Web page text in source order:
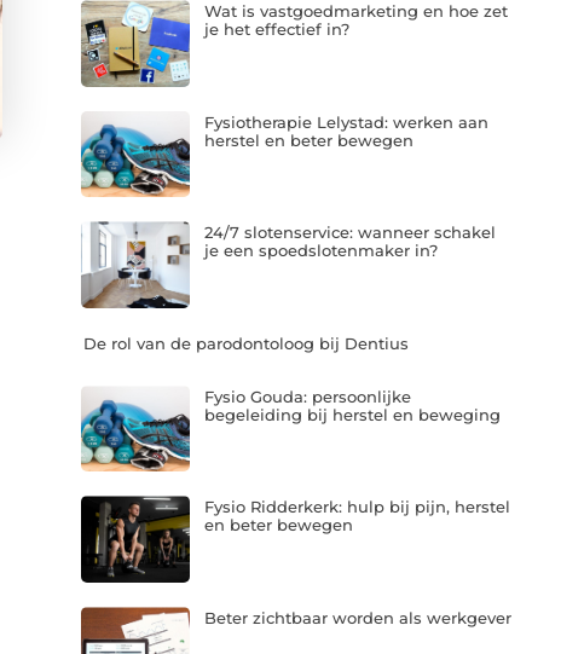
Wat is vastgoedmarketing en hoe zet
je het effectief in?
Fysiotherapie Lelystad: werken aan
herstel en beter bewegen
24/7 slotenservice: wanneer schakel
je een spoedslotenmaker in?
De rol van de parodontoloog bij Dentius
Fysio Gouda: persoonlijke
begeleiding bij herstel en beweging
Fysio Ridderkerk: hulp bij pijn, herstel
en beter bewegen
Beter zichtbaar worden als werkgever